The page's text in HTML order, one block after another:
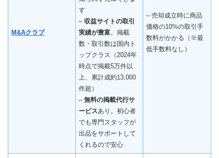
M&Aクラブ
す
– 収益サイトの取引
実績が豊富。掲載
数・取引数は国内ト
ップクラス（2024年
時点で掲載5万件以
上、累計成約13,000
件超）
–無料の掲載代行サ
ービスあり。初心者
でも専門スタッフが
出品をサポートして
くれるので安心
– 売却成立時に商品
価格の10%の取引手
数料がかかる（※最
低手数料なし）